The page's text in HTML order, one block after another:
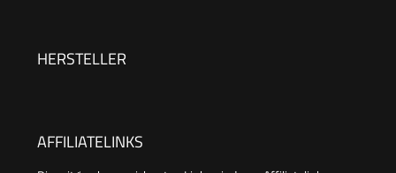
HERSTELLER
AFFILIATELINKS